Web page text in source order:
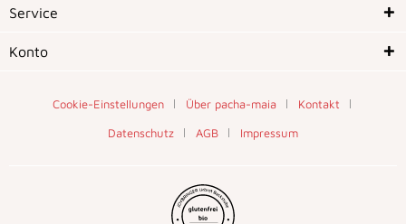
Service
Konto
Cookie-Einstellungen Über pacha-maia
Kontakt
Datenschutz
AGB Impressum